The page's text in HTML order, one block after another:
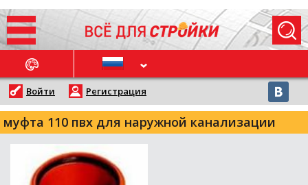
НОВОСТИ
Войти Регистрация
муфта 110 пвх для наружной канализации